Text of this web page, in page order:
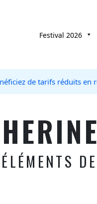
Festival 2026
de tarifs réduits en
ÉLÉMENTS